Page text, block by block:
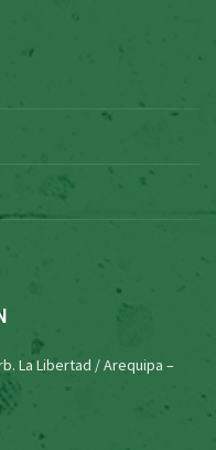
La Libertad / Arequipa –